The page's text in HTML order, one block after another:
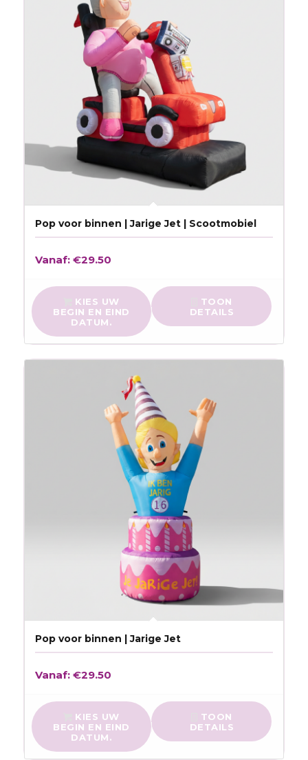
Pop voor binnen | Jarige Jet | Scootmobiel
Vanaf: €29.50
KIES UW
BEGIN EN EIND
DATUM.
TOON
DETAILS
Pop voor binnen | Jarige Jet
Vanaf: €29.50
KIES UW
BEGIN EN EIND
DATUM.
TOON
DETAILS